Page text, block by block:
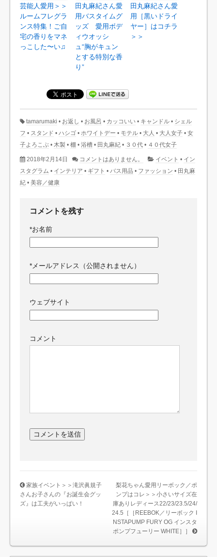
芸能人愛用＞＞
ルームフレグラ
ンス特集！ご自
宅の香りをマネ
っこした〜い♫
田丸麻紀さん愛
用バスタイムグ
ッズ 愛用ボデ
ィウオッシ
ュ“胸がキュン
とする特別な香
り”
田丸麻紀さん愛
用［黒いドライ
ヤー］はコチラ
＞＞
tamarumaki • お返し • お風呂 • カッコいい • キャンドル • シェル
フ • スタンド • ハシゴ • ホワイトデー • モテル • 大人 • 大人女子 • 女
子よろこぶ • 木製 • 棚 • 浴槽 • 田丸麻紀 • ３０代 • ４０代女子
2018年2月14日 コメントはありません。 イベント • イン
スタグラム • インテリア • ギフト • バス用品 • ファッション • 田丸麻
紀 • 美容／健康
コメントを残す
*お名前
* メールアドレス（公開されません）
ウェブサイト
コメント
家族イベント＞＞滝沢眞規子
さんお子さんの『お誕生会グッ
ズ』は工夫がいっぱい！
梨花ちゃん愛用リーボック／ポ
ンプはコレ＞＞小さいサイズ在
庫ありレディース22/23/23.5/24/
24.5［［REEBOK／リーボック I
NSTAPUMP FURY OG インスタ
ポンプフューリー WHITE］］